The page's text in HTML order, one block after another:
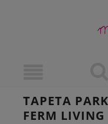
TAPETA
FERM LIVING